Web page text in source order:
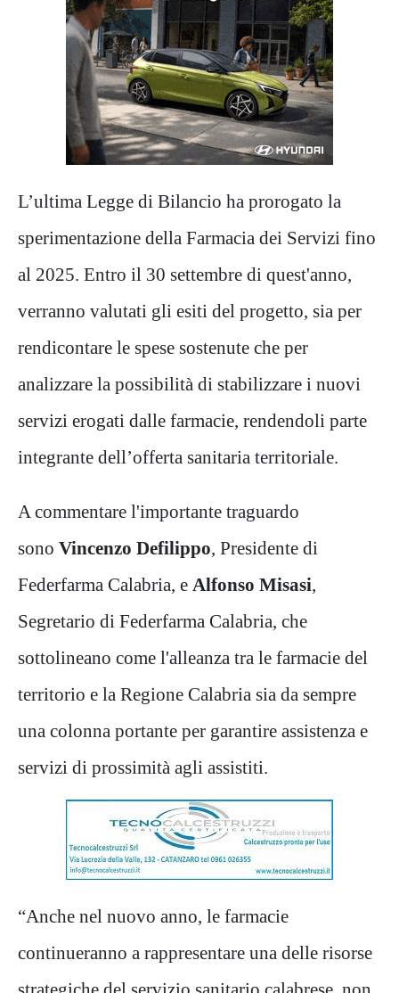
L’ultima Legge di Bilancio ha prorogato la
sperimentazione della Farmacia dei Servizi fino
al 2025. Entro il 30 settembre di quest'anno,
verranno valutati gli esiti del progetto, sia per
rendicontare le spese sostenute che per
analizzare la possibilità di stabilizzare i nuovi
servizi erogati dalle farmacie, rendendoli parte
integrante dell’offerta sanitaria territoriale.
A commentare l'importante traguardo
sono Vincenzo Defilippo, Presidente di
Federfarma Calabria, e Alfonso Misasi,
Segretario di Federfarma Calabria, che
sottolineano come l'alleanza tra le farmacie del
territorio e la Regione Calabria sia da sempre
una colonna portante per garantire assistenza e
servizi di prossimità agli assistiti.
“Anche nel nuovo anno, le farmacie
continueranno a rappresentare una delle risorse
strategiche del servizio sanitario calabrese, non